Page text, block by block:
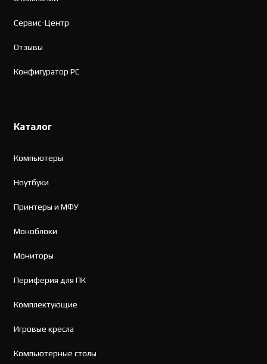
Сервис-Центр
Отзывы
Конфигуратор PC
Каталог
Компьютеры
Ноутбуки
Принтеры и МФУ
Моноблоки
Мониторы
Периферия для ПК
Комплектующие
Игровые кресла
Компьютерные столы